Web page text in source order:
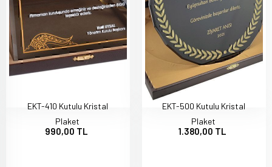
EKT-410 Kutulu Kristal
Plaket
990,00 TL
EKT-500 Kutulu Kristal
Plaket
1.380,00 TL